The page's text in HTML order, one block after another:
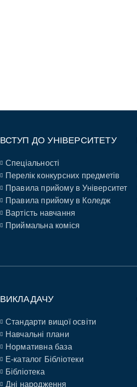
ВСТУП ДО УНІВЕРСИТЕТУ
Спеціальності
Перелік конкурсних предметів
Правила прийому в Університет
Правила прийому в Коледж
Вартість навчання
Приймальна коміся
ВИКЛАДАЧУ
Стандарти вищої освіти
Навчальні плани
Нормативна база
E-каталог Бібліотеки
Бібліотека
Дні народження